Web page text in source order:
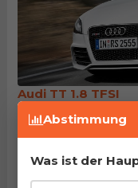
Audi TT 1.8 TFSI
Herstellung von 2010. bis
Beschleunigung
38%
besser
Abstimmung
Was ist der